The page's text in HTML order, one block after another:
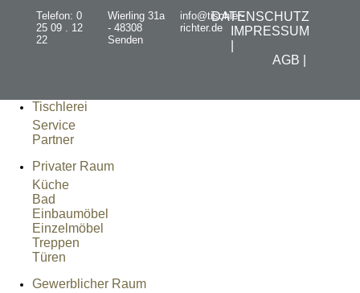
Telefon: 0
25 09 . 12
22
Wierling 31a
- 48308
Senden
info@tischler-
richter.de
DATENSCHUTZ
IMPRESSUM
AGB |
Tischlerei
Service
Partner
Privater Raum
Küche
Bad
Einbaumöbel
Einzelmöbel
Treppen
Türen
Gewerblicher Raum